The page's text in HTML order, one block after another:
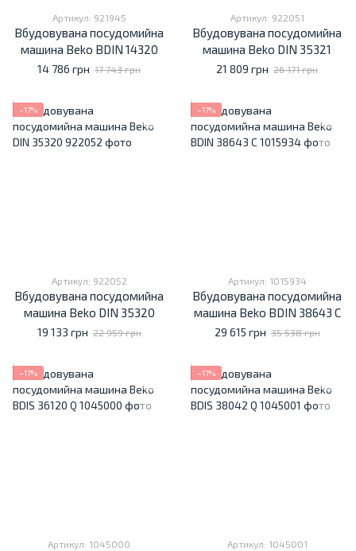
Артикул: 921945
Вбудовувана посудомийна
машина Beko BDIN 14320
14 786 грн 17 743 грн
Артикул: 922051
Вбудовувана посудомийна
машина Beko DIN 35321
21 809 грн 26 171 грн
−17%
Артикул: 922052
Вбудовувана посудомийна
машина Beko DIN 35320
19 133 грн 22 959 грн
−17%
Артикул: 1015934
Вбудовувана посудомийна
машина Beko BDIN 38643 C
29 615 грн 35 538 грн
−17%
Артикул: 1045000
−17%
Артикул: 1045001